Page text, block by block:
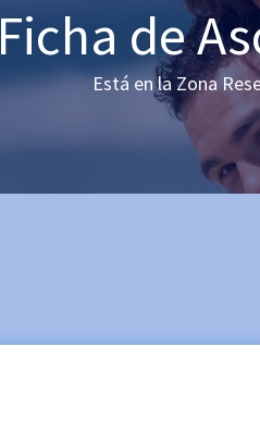
Ficha de
Está en la Zona